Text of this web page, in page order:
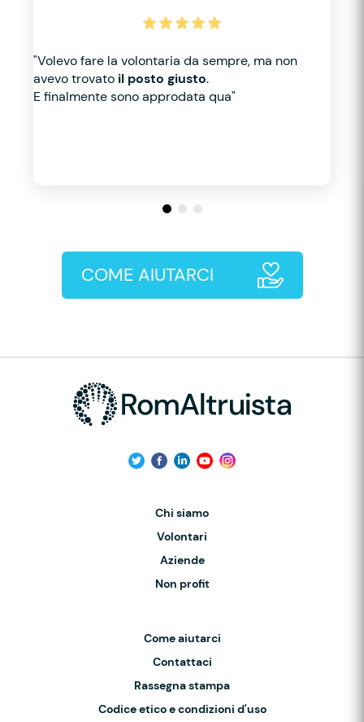
"Volevo fare la volontaria da sempre, ma non
avevo trovato il posto giusto.
E finalmente sono approdata qua"
COME AIUTARCI
Chi siamo
Volontari
Aziende
Non profit
Come aiutarci
Contattaci
Rassegna stampa
Codice etico e condizioni d'uso